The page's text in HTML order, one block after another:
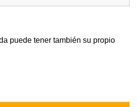
puede tener también su propio